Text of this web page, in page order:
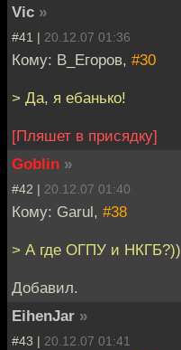
Vic »
#41 | 20.12.07 01:36
Кому: В_Егоров, #30
> Да, я ебанько!
[Пляшет в присядку]
Goblin »
#42 | 20.12.07 01:40
Кому: Garul, #38
> А где ОГПУ и НКГБ?))
Добавил.
EihenJar »
#43 | 20.12.07 01:41